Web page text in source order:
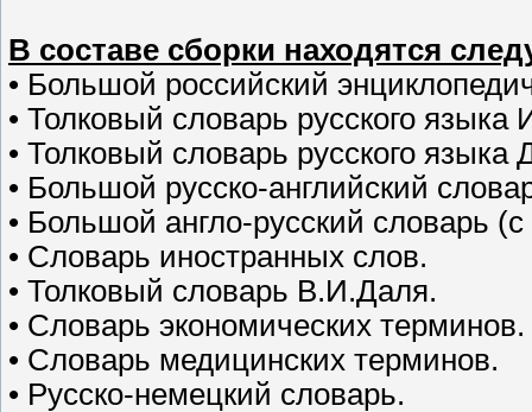
В составе сборки находятся
• Большой российский
• Толковый словарь русского
• Толковый словарь русского
• Большой русско-английский
• Большой англо-русский словарь
• Словарь иностранных слов.
• Толковый словарь В.И.Даля.
• Словарь экономических терминов.
• Словарь медицинских терминов.
• Русско-немецкий словарь.